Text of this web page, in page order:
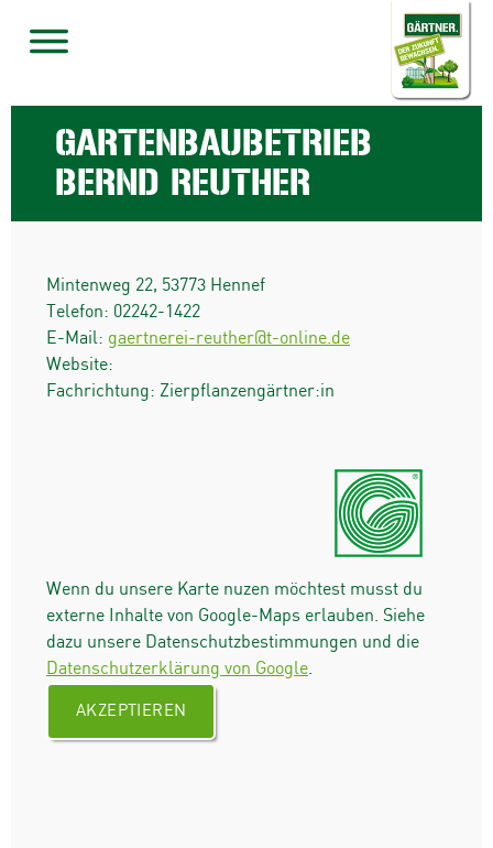
GARTENBAUBETRIEB
BERND REUTHER
Mintenweg 22, 53773 Hennef
Telefon: 02242-1422
E-Mail: gaertnerei-reuther@t-online.de
Website:
Fachrichtung: Zierpflanzengärtner:in
Wenn du unsere Karte nuzen möchtest musst du
externe Inhalte von Google-Maps erlauben. Siehe
dazu unsere Datenschutzbestimmungen und die
Datenschutzerklärung von Google.
AKZEPTIEREN